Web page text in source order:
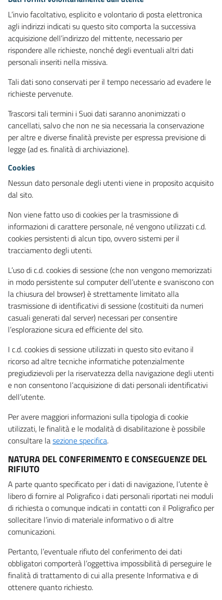
L’invio facoltativo, esplicito e volontario di posta elettronica
agli indirizzi indicati su questo sito comporta la successiva
acquisizione dell’indirizzo del mittente, necessario per
rispondere alle richieste, nonché degli eventuali altri dati
personali inseriti nella missiva.
Tali dati sono conservati per il tempo necessario ad evadere le
richieste pervenute.
Trascorsi tali termini i Suoi dati saranno anonimizzati o
cancellati, salvo che non ne sia necessaria la conservazione
per altre e diverse finalità previste per espressa previsione di
legge (ad es. finalità di archiviazione).
Cookies
Nessun dato personale degli utenti viene in proposito acquisito
dal sito.
Non viene fatto uso di cookies per la trasmissione di
informazioni di carattere personale, né vengono utilizzati c.d.
cookies persistenti di alcun tipo, ovvero sistemi per il
tracciamento degli utenti.
L’uso di c.d. cookies di sessione (che non vengono memorizzati
in modo persistente sul computer dell’utente e svaniscono con
la chiusura del browser) è strettamente limitato alla
trasmissione di identificativi di sessione (costituiti da numeri
casuali generati dal server) necessari per consentire
l’esplorazione sicura ed efficiente del sito.
I c.d. cookies di sessione utilizzati in questo sito evitano il
ricorso ad altre tecniche informatiche potenzialmente
pregiudizievoli per la riservatezza della navigazione degli utenti
e non consentono l’acquisizione di dati personali identificativi
dell’utente.
Per avere maggiori informazioni sulla tipologia di cookie
utilizzati, le finalità e le modalità di disabilitazione è possibile
consultare lasezione specifica.
NATURA DEL CONFERIMENTO E CONSEGUENZE DEL
RIFIUTO
A parte quanto specificato per i dati di navigazione, l’utente è
libero di fornire al Poligrafico i dati personali riportati nei moduli
di richiesta o comunque indicati in contatti con il Poligrafico per
sollecitare l’invio di materiale informativo o di altre
comunicazioni.
Pertanto, l’eventuale rifiuto del conferimento dei dati
obbligatori comporterà l’oggettiva impossibilità di perseguire le
finalità di trattamento di cui alla presente Informativa e di
ottenere quanto richiesto.